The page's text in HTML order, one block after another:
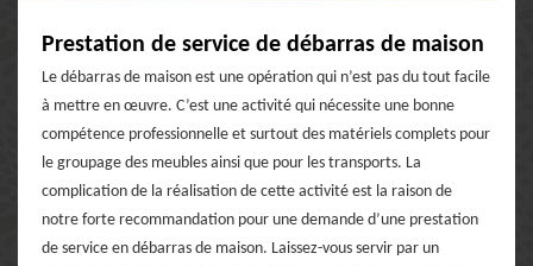
Prestation de service de débarras de maison
Le débarras de maison est une opération qui n’est pas du tout facile
à mettre en œuvre. C’est une activité qui nécessite une bonne
compétence professionnelle et surtout des matériels complets pour
le groupage des meubles ainsi que pour les transports. La
complication de la réalisation de cette activité est la raison de
notre forte recommandation pour une demande d’une prestation
de service en débarras de maison. Laissez-vous servir par un